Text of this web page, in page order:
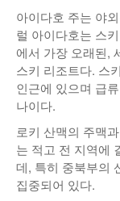
아이다호 주는 야
럴 아이다호는 스
에서 가장 오래된,
스키 리조트다. 스
인근에 있으며 급
나이다.
로키 산맥의 주맥
는 적고 전 지역에
데, 특히 중북부의
집중되어 있다.